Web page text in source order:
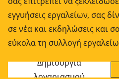
εγγυήσεις εργαλείων, σας
σε νέα και εκδηλώσεις και
εύκολα τη συλλογή
Δημιουργία
λογαριασμού